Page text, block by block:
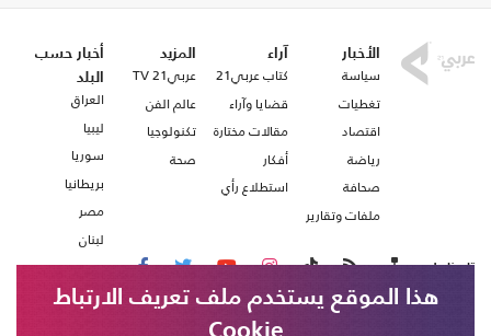
الأخبار
سياسة
تغطيات
اقتصاد
رياضة
صحافة
ملفات وتقارير
آراء
كتاب عربي21
قضايا وآراء
مقالات مختارة
أفكار
استطلاع رأي
المزيد
عربي21 TV
عالم الفن
تكنولوجيا
صحة
أخبار حسب
البلد
العراق
ليبيا
سوريا
بريطانيا
مصر
لبنان
تابعنا على
هذا الموقع يستخدم ملف تعريف الارتباط